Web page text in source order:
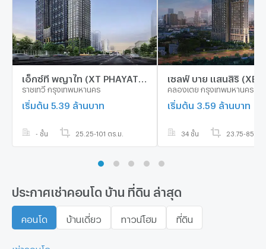
ราชเทวี กรุงเทพมหานคร
เริ่มต้น 5.39 ล้านบาท
- ชั้น 25.25-101 ตร.ม.
คลองเตย กรุงเทพมหานคร
เริ่มต้น 3.59 ล้านบาท
34 ชั้น 23.75-85.5
ประกาศเช่าคอนโด บ้าน ที่ดิน ล่าสุด
คอนโด บ้านเดี่ยว ทาวน์โฮม ที่ดิน